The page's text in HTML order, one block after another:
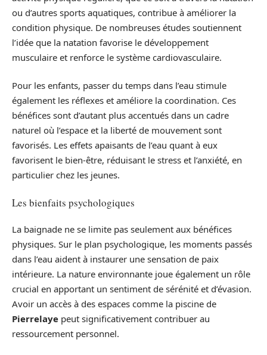
ou d’autres sports aquatiques, contribue à améliorer la
condition physique. De nombreuses études soutiennent
l’idée que la natation favorise le développement
musculaire et renforce le système cardiovasculaire.
Pour les enfants, passer du temps dans l’eau stimule
également les réflexes et améliore la coordination. Ces
bénéfices sont d’autant plus accentués dans un cadre
naturel où l’espace et la liberté de mouvement sont
favorisés. Les effets apaisants de l’eau quant à eux
favorisent le bien-être, réduisant le stress et l’anxiété, en
particulier chez les jeunes.
Les bienfaits psychologiques
La baignade ne se limite pas seulement aux bénéfices
physiques. Sur le plan psychologique, les moments passés
dans l’eau aident à instaurer une sensation de paix
intérieure. La nature environnante joue également un rôle
crucial en apportant un sentiment de sérénité et d’évasion.
Avoir un accès à des espaces comme la piscine de
Pierrelaye peut significativement contribuer au
ressourcement personnel.